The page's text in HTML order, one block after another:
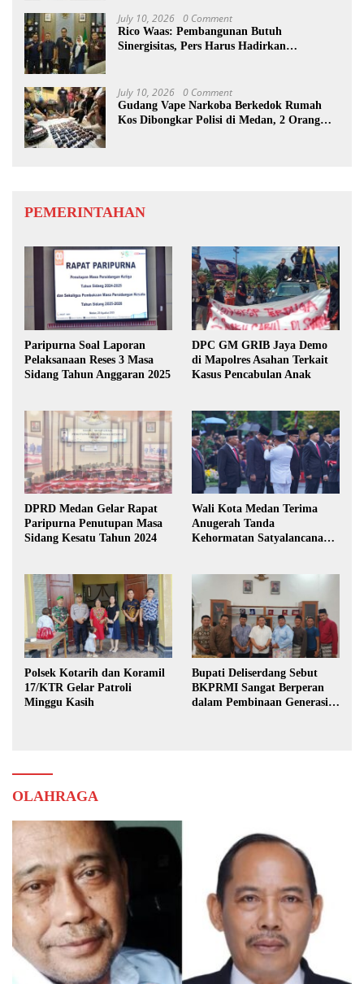
July 10, 2026 0 Comment
Rico Waas: Pembangunan Butuh
Sinergisitas, Pers Harus Hadirkan
July 10, 2026 0 Comment
Gudang Vape Narkoba Berkedok Rumah
Kos Dibongkar Polisi di Medan, 2 Orang
PEMERINTAHAN
Paripurna Soal Laporan
Pelaksanaan Reses 3 Masa
Sidang Tahun Anggaran 2025
DPC GM GRIB Jaya Demo
di Mapolres Asahan Terkait
Kasus Pencabulan Anak
DPRD Medan Gelar Rapat
Paripurna Penutupan Masa
Sidang Kesatu Tahun 2024
Wali Kota Medan Terima
Anugerah Tanda
Kehormatan Satyalancana
Polsek Kotarih dan Koramil
17/KTR Gelar Patroli
Minggu Kasih
Bupati Deliserdang Sebut
BKPRMI Sangat Berperan
dalam Pembinaan Generasi
OLAHRAGA